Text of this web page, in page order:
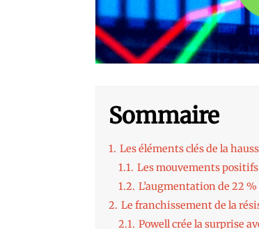
Sommaire
1. Les éléments clés de la
1.1. Les mouvements
1.2. L’augmentation de 22
2. Le franchissement de la
2.1. Powell crée la surprise